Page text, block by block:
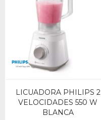
LICUADORA PHILIPS 2
VELOCIDADES 550 W
BLANCA